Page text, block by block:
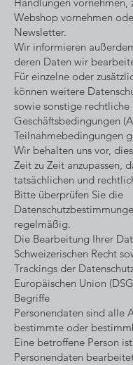
Webshop vornehmen
Newsletter.
Wir informieren
deren Daten wir
Für einzelne oder
können weitere
sowie sonstige
Geschäftsbedingungen
Teilnahmebedingungen
Wir behalten uns vor,
Zeit zu Zeit anzupassen,
tatsächlichen und
Bitte überprüfen Sie die
regelmäßig.
Die Bearbeitung Ihrer
Schweizerischen Recht
Trackings der
Europäischen Union
Begriffe
Personendaten sind alle
bestimmte oder
Eine betroffene Person
Personendaten